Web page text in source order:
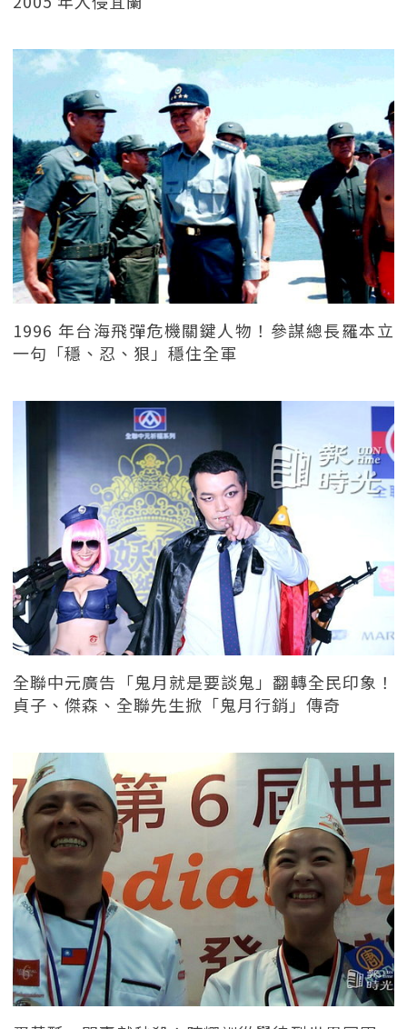
1996 年台海飛彈危機關鍵人物！參謀總長羅本立
一句「穩、忍、狠」穩住全軍
全聯中元廣告「鬼月就是要談鬼」翻轉全民印象！
貞子、傑森、全聯先生掀「鬼月行銷」傳奇